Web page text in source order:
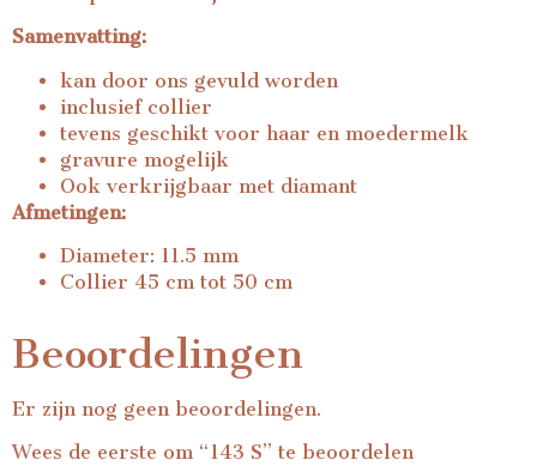
Samenvatting:
kan door ons gevuld worden
inclusief collier
tevens geschikt voor haar en moedermelk
gravure mogelijk
Ook verkrijgbaar met diamant
Afmetingen:
Diameter: 11.5 mm
Collier 45 cm tot 50 cm
Beoordelingen
Er zijn nog geen beoordelingen.
Wees de eerste om “143 S” te beoordelen